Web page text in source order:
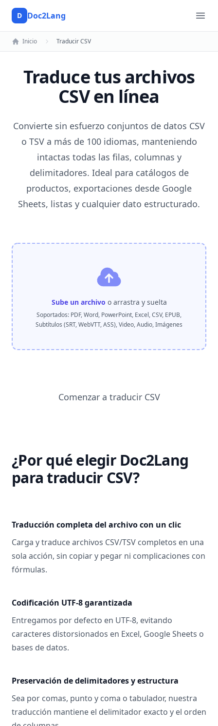
D Doc2Lang
Doc2Lang
Inicio Traducir CSV
Traduce tus archivos
CSV en línea
Convierte sin esfuerzo conjuntos de datos CSV
o TSV a más de 100 idiomas, manteniendo
intactas todas las filas, columnas y
delimitadores. Ideal para catálogos de
productos, exportaciones desde Google
Sheets, listas y cualquier dato estructurado.
Sube un archivo o arrastra y suelta
Soportados: PDF, Word, PowerPoint, Excel, CSV, EPUB,
Subtítulos (SRT, WebVTT, ASS), Video, Audio, Imágenes
Comenzar a traducir CSV
¿Por qué elegir Doc2Lang
para traducir CSV?
Traducción completa del archivo con un clic
Carga y traduce archivos CSV/TSV completos en una
sola acción, sin copiar y pegar ni complicaciones con
fórmulas.
Codificación UTF-8 garantizada
Entregamos por defecto en UTF-8, evitando
caracteres distorsionados en Excel, Google Sheets o
bases de datos.
Preservación de delimitadores y estructura
Sea por comas, punto y coma o tabulador, nuestra
traducción mantiene el delimitador exacto y el orden